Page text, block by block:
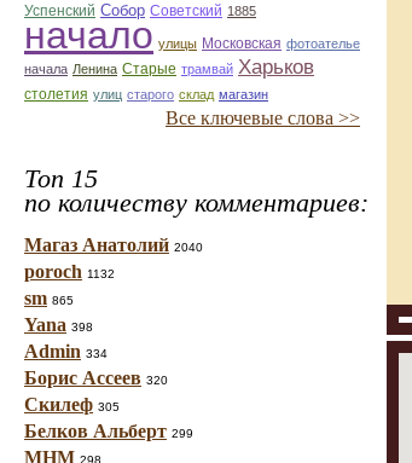
Успенский Собор Советский 1885
начало улицы Московская фотоателье
начала Ленина Старые трамвай Харьков
столетия улиц старого склад магазин
Все ключевые слова >>
Топ 15
по количеству комментариев:
Магаз Анатолий 2040
poroch 1132
sm 865
Yana 398
Admin 334
Борис Ассеев 320
Скилеф 305
Белков Альберт 299
МНМ 298